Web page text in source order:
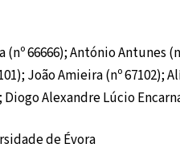
66666); António Antunes
João Amieira (nº 67102);
Diogo Alexandre Lúcio
de Évora